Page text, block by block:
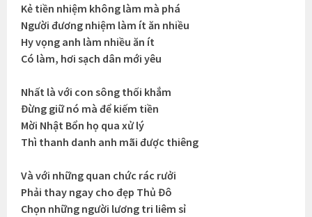
Kẻ tiền nhiệm không làm mà phá
Người đương nhiệm làm ít ăn nhiều
Hy vọng anh làm nhiều ăn ít
Có làm, hơi sạch dân mới yêu
Nhất là với con sông thối khắm
Đừng giữ nó mà để kiếm tiền
Mời Nhật Bổn họ qua xử lý
Thì thanh danh anh mãi được thiêng
Và với những quan chức rác rưởi
Phải thay ngay cho đẹp Thủ Đô
Chọn những người lương tri liêm sỉ